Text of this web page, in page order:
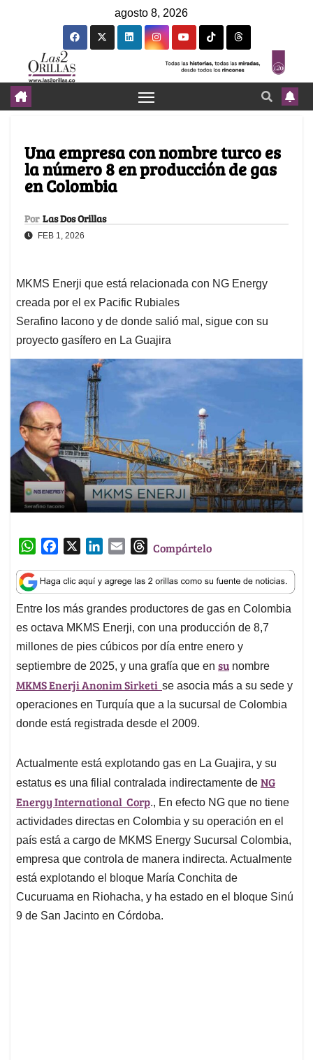
agosto 8, 2026
Una empresa con nombre turco es
la número 8 en producción de gas
en Colombia
Por Las Dos Orillas
FEB 1, 2026
MKMS Enerji que está relacionada con NG Energy
creada por el ex Pacific Rubiales
Serafino Iacono y de donde salió mal, sigue con su
proyecto gasífero en La Guajira
W
a
t
s
A
p
p
c
e
b
o
o
k
n
k
e
d
I
n
a
i
l
T
r
e
a
d
s
Compártelo
Entre los más grandes productores de gas en Colombia
es octava MKMS Enerji, con una producción de 8,7
millones de pies cúbicos por día entre enero y
septiembre de 2025, y una grafía que en su nombre
MKMS Enerji Anonim Sirketi se asocia más a su sede y
operaciones en Turquía que a la sucursal de Colombia
donde está registrada desde el 2009.
Actualmente está explotando gas en La Guajira, y su
estatus es una filial contralada indirectamente de NG
Energy International Corp., En efecto NG que no tiene
actividades directas en Colombia y su operación en el
país está a cargo de MKMS Energy Sucursal Colombia,
empresa que controla de manera indirecta. Actualmente
está explotando el bloque María Conchita de
Cucuruama en Riohacha, y ha estado en el bloque Sinú
9 de San Jacinto en Córdoba.